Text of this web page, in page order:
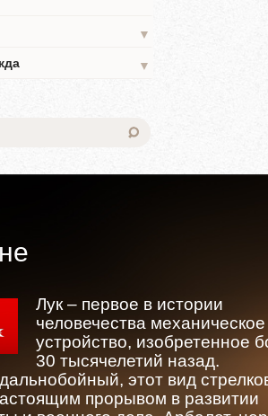
▼
▼
Лук – первое в истории
человечества механическое
устройство, изобретенное
30 тысячелетий назад.
этот вид
прорывом в развитии